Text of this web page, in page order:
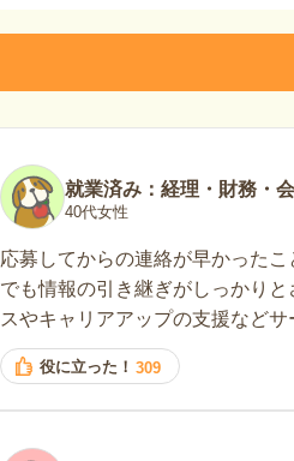
就業済み：経理・財務・
40代女性
応募してからの連絡が早かった
でも情報の引き継ぎがしっかり
スやキャリアアップの支援などサ
役に立った！ 309